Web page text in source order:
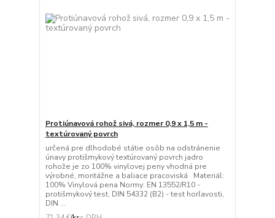
Protiúnavová rohož sivá, rozmer 0,9 x 1,5 m -
textúrovaný povrch
určená pre dlhodobé státie osôb na odstránenie
únavy protišmykový textúrovaný povrch jadro
rohože je zo 100% vinylovej peny vhodná pre
výrobné, montážne a baliace pracoviská Materiál:
100% Vinylová pena Normy: EN 13552/R10 -
protišmykový test, DIN 54332 (B2) - test horľavosti,
DIN ...